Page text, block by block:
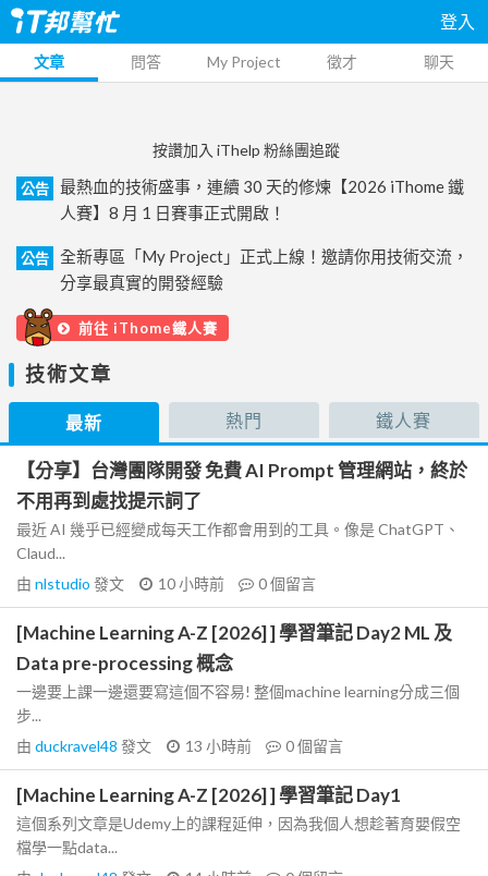
登入
文章 問答 My Project 徵才 聊天
按讚加入 iThelp 粉絲團追蹤
公告
最熱血的技術盛事，連續 30 天的修煉【2026 iThome 鐵
人賽】8 月 1 日賽事正式開啟！
公告
全新專區「My Project」正式上線！邀請你用技術交流，
分享最真實的開發經驗
前往 iThome鐵人賽
技術文章
最新 熱門 鐵人賽
【分享】台灣團隊開發 免費 AI Prompt 管理網站，終於
不用再到處找提示詞了
最近 AI 幾乎已經變成每天工作都會用到的工具。像是 ChatGPT、
Claud...
由 nlstudio 發文 10 小時前 0個留言
[Machine Learning A-Z [2026] ] 學習筆記 Day2 ML 及
Data pre-processing 概念
一邊要上課一邊還要寫這個不容易! 整個machine learning分成三個
步...
由 duckravel48 發文 13 小時前 0個留言
[Machine Learning A-Z [2026] ] 學習筆記 Day1
這個系列文章是Udemy上的課程延伸，因為我個人想趁著育嬰假空
檔學一點data...